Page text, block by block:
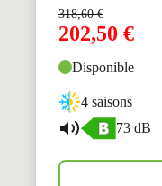
318,60€
202,50 €
Disponible
4 saisons
73 dB